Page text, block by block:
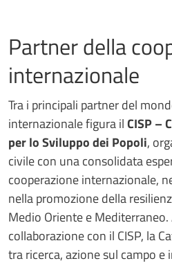
Partner della
internazionale
Tra i principali partner del
internazionale figura ilCISP –
per lo Sviluppo dei Popoli,
civile con una consolidata
cooperazione internazionale,
nella promozione della
Medio Oriente e
collaborazione con il CISP, la
tra ricerca, azione sul campo e